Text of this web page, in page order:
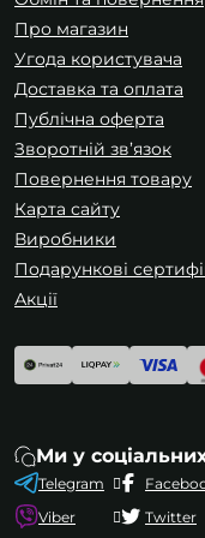
пляшковий
вантажів до 20т.
зручний у
підйомник – для
Використання
техніки
рекомендуємо
автоінструмент
Про магазин
Угода користувача
Доставка та оплата
Публічна оферта
Зворотній зв’язок
Повернення товару
Карта сайту
Виробники
Подарункові
Акції
Ми у
Telegram
Viber
Twitter